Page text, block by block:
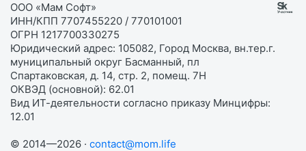
ООО «Мам Софт»
ИНН/КПП 7707455220 / 770101001
ОГРН 1217700330275
Юридический адрес: 105082, Город Москва, вн.тер.г.
муниципальный округ Басманный, пл
Спартаковская, д. 14, стр. 2, помещ. 7Н
ОКВЭД (основной): 62.01
Вид ИТ-деятельности согласно приказу Минцифры:
12.01
© 2014—2026 · contact@mom.life